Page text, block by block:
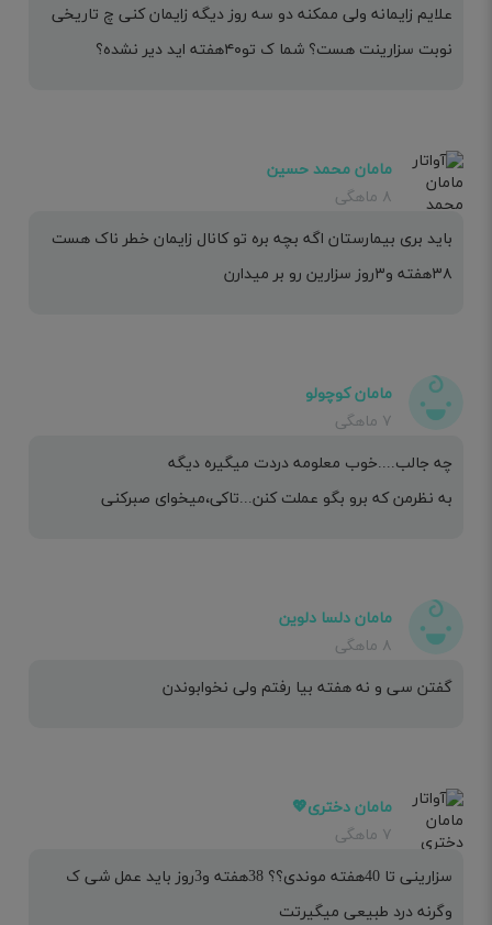
علایم زایمانه ولی ممکنه دو سه روز دیگه زایمان کنی چ تاریخی
نوبت سزارینت هست؟ شما ک تو۴۰هفته اید دیر نشده؟
مامان محمد حسین
۸ ماهگی
باید بری بیمارستان اگه بچه بره تو کانال زایمان خطر ناک هست
۳۸هفته و۳روز سزارین رو بر میدارن
مامان کوچولو
۷ ماهگی
چه جالب....خوب معلومه دردت میگیره دیگه
به نظرمن که برو بگو عملت کنن...تاکی،میخوای صبرکنی
مامان دلسا دلوین
۸ ماهگی
گفتن سی و نه هفته بیا رفتم ولی نخوابوندن
مامان دختری💖
۷ ماهگی
سزارینی تا 40هفته موندی؟؟ 38هفته و3روز باید عمل شی ک
وگرنه درد طبیعی میگیرتت